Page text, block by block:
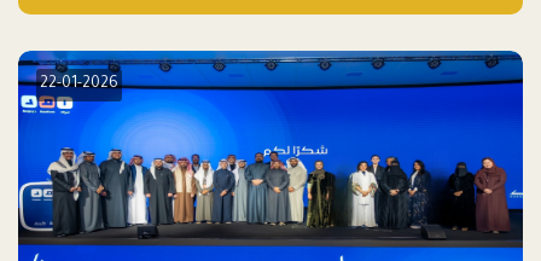
elevate your startup! Follow us @FalakHub
22-01-2026